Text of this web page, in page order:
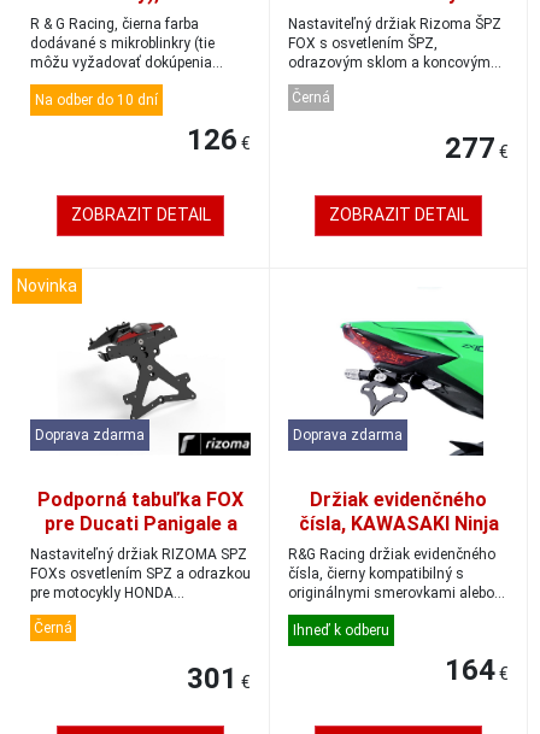
'08-, čierne
R & G Racing, čierna farba
dodávané s mikroblinkry (tie
môžu vyžadovať dokúpenia
rezistorov R &a...
Na odber do 10 dní
126 €
ZOBRAZIT DETAIL
svetlom pre BMW
S1000XR
Nastaviteľný držiak Rizoma ŠPZ
FOX s osvetlením ŠPZ,
odrazovým sklom a koncovým
svetlom pre moto...
Černá
277 €
ZOBRAZIT DETAIL
Novinka
Doprava zdarma
Podporná tabuľka FOX
pre Ducati Panigale a
Streetfighter, čierna
Nastaviteľný držiak RIZOMA SPZ
FOXs osvetlením SPZ a odrazkou
pre motocykly HONDA
nastavitelný sklon...
Černá
301 €
Doprava zdarma
Držiak evidenčného
čísla, KAWASAKI Ninja
ZX-10R 2021-, čierny
R&G Racing držiak evidenčného
čísla, čierny kompatibilný s
originálnymi smerovkami alebo
mini/mikro ...
Ihneď k odberu
164€